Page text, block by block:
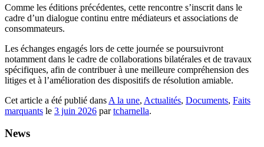
Comme les éditions précédentes, cette rencontre s’inscrit dans le
cadre d’un dialogue continu entre médiateurs et associations de
consommateurs.
Les échanges engagés lors de cette journée se poursuivront
notamment dans le cadre de collaborations bilatérales et de travaux
spécifiques, afin de contribuer à une meilleure compréhension des
litiges et à l’amélioration des dispositifs de résolution amiable.
Cet article a été publié dans A la une, Actualités, Documents, Faits
marquants le 3 juin 2026 partcharnella.
News